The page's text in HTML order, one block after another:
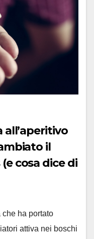
il
cosa dice di
che ha portato
attiva nei boschi